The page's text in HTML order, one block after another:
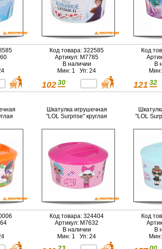
Код товара: 322585
Артикул: М7785
В наличии
Мин: 1 Уп: 24
102 30
Код
В
121 32
Шкатулка игрушечная
"LOL Surprise" круглая
Код товара: 324404
Артикул: М7632
В наличии
Мин: 1 Уп: 24
"LOL
Код
В